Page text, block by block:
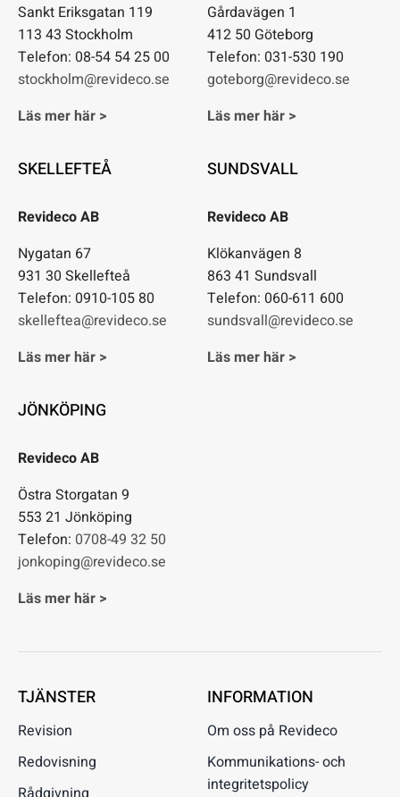
Sankt Eriksgatan 119
113 43 Stockholm
Telefon: 08-54 54 25 00
stockholm@revideco.se
Läs mer här >
Gårdavägen 1
412 50 Göteborg
Telefon: 031-530 190
goteborg@revideco.se
Läs mer här >
SKELLEFTEÅ
Revideco AB
Nygatan 67
931 30 Skellefteå
Telefon: 0910-105 80
skelleftea@revideco.se
Läs mer här >
SUNDSVALL
Revideco AB
Klökanvägen 8
863 41 Sundsvall
Telefon: 060-611 600
sundsvall@revideco.se
Läs mer här >
JÖNKÖPING
Revideco AB
Östra Storgatan 9
553 21 Jönköping
Telefon: 0708-49 32 50
jonkoping@revideco.se
Läs mer här >
TJÄNSTER
Revision
Redovisning
INFORMATION
Om oss på Revideco
Kommunikations- och
integritetspolicy